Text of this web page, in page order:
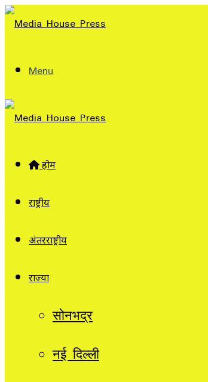
Menu
होम
राष्ट्रीय
अंतरराष्ट्रीय
राज्यों
सोनभद्र
नई दिल्ली